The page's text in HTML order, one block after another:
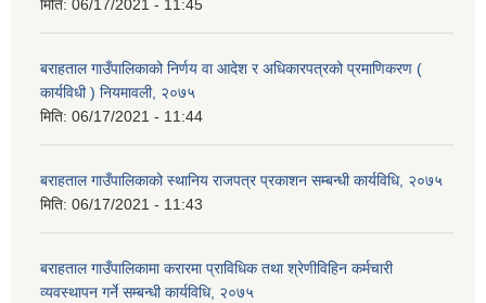
मिति: 06/17/2021 - 11:45
बराहताल गाउँपालिकाको निर्णय वा आदेश र अधिकारपत्रको प्रमाणिकरण (
कार्यविधी ) नियमावली, २०७५
मिति: 06/17/2021 - 11:44
बराहताल गाउँपालिकाको स्थानिय राजपत्र प्रकाशन सम्बन्धी कार्यविधि, २०७५
मिति: 06/17/2021 - 11:43
बराहताल गाउँपालिकामा करारमा प्राविधिक तथा श्रेणीविहिन कर्मचारी
व्यवस्थापन गर्ने सम्बन्धी कार्यविधि, २०७५